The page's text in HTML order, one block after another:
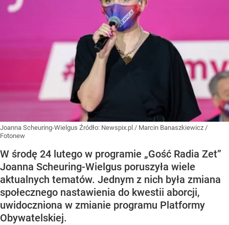
Joanna Scheuring-Wielgus Źródło: Newspix.pl / Marcin Banaszkiewicz /
Fotonew
W środę 24 lutego w programie „Gość Radia Zet”
Joanna Scheuring-Wielgus poruszyła wiele
aktualnych tematów. Jednym z nich była zmiana
społecznego nastawienia do kwestii aborcji,
uwidoczniona w zmianie programu Platformy
Obywatelskiej.